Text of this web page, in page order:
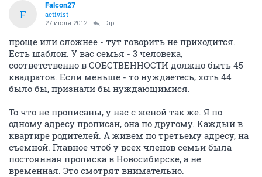
F
Falcon27
activist
27 июля 2012 Dip
проще или сложнее - тут говорить не приходится.
Есть шаблон. У вас семья - 3 человека,
соответственно в СОБСТВЕННОСТИ должно быть 45
квадратов. Если меньше - то нуждаетесь, хоть 44
было бы, признали бы нуждающимися.
То что не прописаны, у нас с женой так же. Я по
одному адресу прописан, она по другому. Каждый в
квартире родителей. А живем по третьему адресу, на
съемной. Главное чтоб у всех членов семьи была
постоянная прописка в Новосибирске, а не
временная. Это смотрят внимательно.